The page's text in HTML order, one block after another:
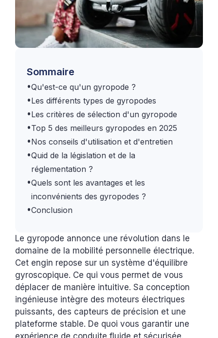
Sommaire
•Qu'est-ce qu'un gyropode ?
•Les différents types de gyropodes
•Les critères de sélection d'un gyropode
•Top 5 des meilleurs gyropodes en 2025
•Nos conseils d'utilisation et d'entretien
•Quid de la législation et de la
réglementation ?
•Quels sont les avantages et les
inconvénients des gyropodes ?
•Conclusion
Le gyropode annonce une révolution dans le
domaine de la mobilité personnelle électrique.
Cet engin repose sur un système d'équilibre
gyroscopique. Ce qui vous permet de vous
déplacer de manière intuitive. Sa conception
ingénieuse intègre des moteurs électriques
puissants, des capteurs de précision et une
plateforme stable. De quoi vous garantir une
expérience de conduite fluide et sécurisée.